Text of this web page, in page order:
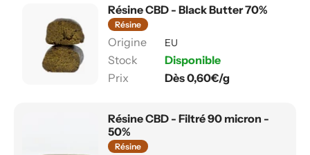
Résine CBD - Black Butter 70%
Résine
EU
Disponible
Dès 0,60€/g
Résine CBD - Filtré 90 micron -
50%
Résine